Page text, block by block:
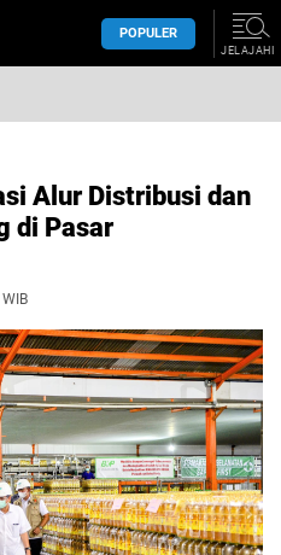
POPULER
JELAJAHI
Alur Distribusi dan
di Pasar